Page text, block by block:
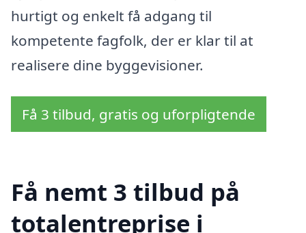
hurtigt og enkelt få adgang til
kompetente fagfolk, der er klar til at
realisere dine byggevisioner.
Få 3 tilbud, gratis og uforpligtende
Få nemt 3 tilbud på
totalentreprise i